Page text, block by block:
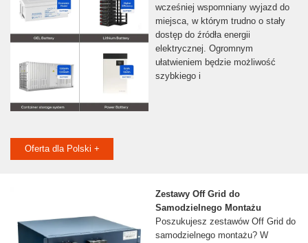
wcześniej wspomniany wyjazd do
miejsca, w którym trudno o stały
dostęp do źródła energii
elektrycznej. Ogromnym
ułatwieniem będzie możliwość
szybkiego i
Oferta dla Polski +
Zestawy Off Grid do
Samodzielnego Montażu
Poszukujesz zestawów Off Grid do
samodzielnego montażu? W